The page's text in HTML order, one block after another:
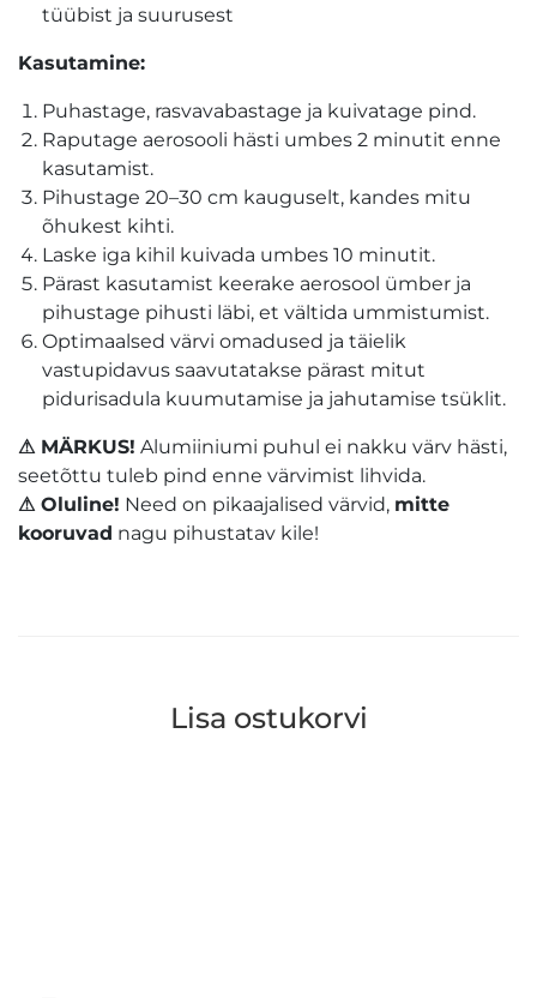
tüübist ja suurusest
Kasutamine:
Puhastage, rasvavabastage ja kuivatage pind.
Raputage aerosooli hästi umbes 2 minutit enne
kasutamist.
Pihustage 20–30 cm kauguselt, kandes mitu
õhukest kihti.
Laske iga kihil kuivada umbes 10 minutit.
Pärast kasutamist keerake aerosool ümber ja
pihustage pihusti läbi, et vältida ummistumist.
Optimaalsed värvi omadused ja täielik
vastupidavus saavutatakse pärast mitut
pidurisadula kuumutamise ja jahutamise tsüklit.
⚠ MÄRKUS! Alumiiniumi puhul ei nakku värv hästi,
seetõttu tuleb pind enne värvimist lihvida.
⚠ Oluline! Need on pikaajalised värvid, mitte
kooruvad nagu pihustatav kile!
Lisa ostukorvi